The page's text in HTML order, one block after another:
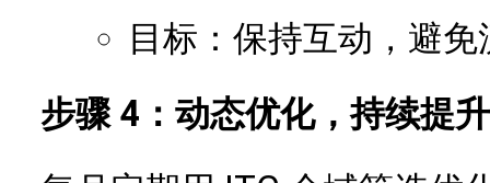
目标：保持互动，避免
步骤 4：动态优化，持续提